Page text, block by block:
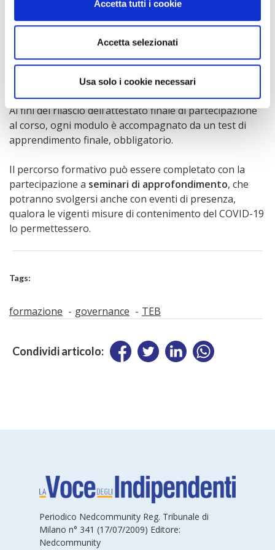
Accetta tutti i cookie
Accetta selezionati
Usa solo i cookie necessari
di ciascun modulo è costituita dallacondivisione
partecipanti dirisorse didattichedi varia natura come:
“video lezioni” dei docenti; set di slides coordinate con i
didattici, compresi test di autoapprendimento gestiti in
autonomia dai partecipanti.
Ai fini del rilascio dell’attestato finale di partecipazione
al corso, ogni modulo è accompagnato da un test di
apprendimento finale, obbligatorio.
Il percorso formativo può essere completato con la
partecipazione a seminari di approfondimento, che
potranno svolgersi anche con eventi di presenza,
qualora le vigenti misure di contenimento del COVID-19
lo permettessero.
Tags:
formazione governance TEB
Condividi articolo:
Periodico Nedcommunity Reg. Tribunale di
Milano n° 341 (17/07/2009) Editore:
Nedcommunity